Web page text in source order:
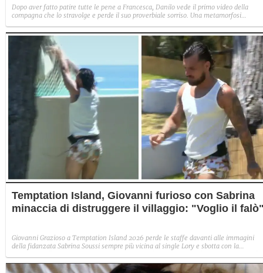
Dopo aver fatto patire tutte le pene a Francesca, Danilo vede il primo video della
compagna che lo stravolge e perde il suo proverbiale sorriso. Una metamorfosi
Temptation Island, Giovanni furioso con Sabrina
minaccia di distruggere il villaggio: "Voglio il
Giovanni Grazioso a Temptation Island 2026 perde le staffe davanti alle immagini
della fidanzata Sabrina Soussi sempre più vicina al single Lory e sbotta con la